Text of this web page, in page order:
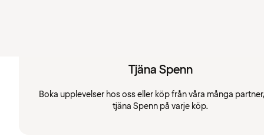
Tjäna Spenn
Boka upplevelser hos oss eller köp från våra många
tjäna Spenn på varje köp.